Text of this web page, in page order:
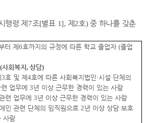
행령 제 7조[별표 1], 제 2호)중 하나를 갖춘
터 제6호까지의 규정에 따른 학교 졸업자(졸업
(사회복지,상담)
3호 및 제4호에 따른 사회복지법인·시설·단체의
련 업무에3년 이상 근무한 경력이 있는 사람
련 업무에3년 이상 근무한 경력이 있는 사람
인 관련 단체의 임직원으로 2년 이상 상담·보호
사람